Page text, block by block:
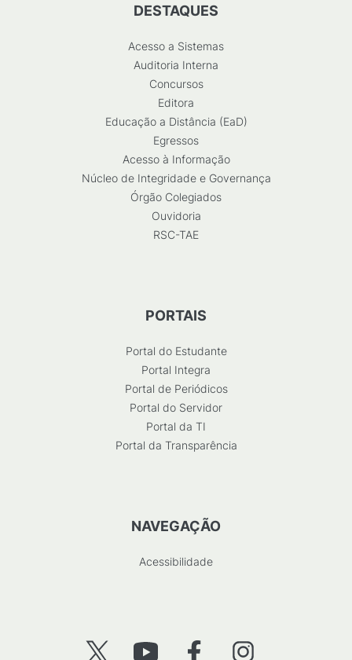
DESTAQUES
Acesso a Sistemas
Auditoria Interna
Concursos
Editora
Educação a Distância (EaD)
Egressos
Acesso à Informação
Núcleo de Integridade e Governança
Órgão Colegiados
Ouvidoria
RSC-TAE
PORTAIS
Portal do Estudante
Portal Integra
Portal de Periódicos
Portal do Servidor
Portal da TI
Portal da Transparência
NAVEGAÇÃO
Acessibilidade